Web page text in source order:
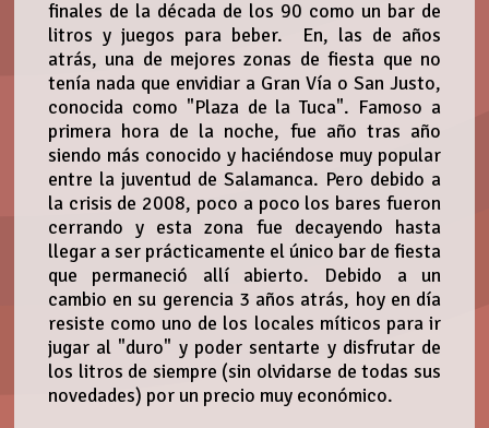
finales de la década de los 90 como un bar de
litros y juegos para beber. En, las de años
atrás, una de mejores zonas de fiesta que no
tenía nada que envidiar a Gran Vía o San Justo,
conocida como "Plaza de la Tuca". Famoso a
primera hora de la noche, fue año tras año
siendo más conocido y haciéndose muy popular
entre la juventud de Salamanca. Pero debido a
la crisis de 2008, poco a poco los bares fueron
cerrando y esta zona fue decayendo hasta
llegar a ser prácticamente el único bar de fiesta
que permaneció allí abierto. Debido a un
cambio en su gerencia 3 años atrás, hoy en día
resiste como uno de los locales míticos para ir
jugar al "duro" y poder sentarte y disfrutar de
los litros de siempre (sin olvidarse de todas sus
novedades) por un precio muy económico.